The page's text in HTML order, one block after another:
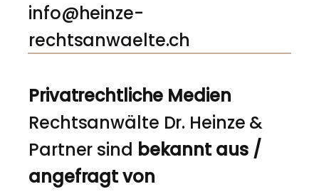
info@heinze-
rechtsanwaelte.ch
Privatrechtliche Medien
Rechtsanwälte Dr. Heinze &
Partner sind bekannt aus /
angefragt von